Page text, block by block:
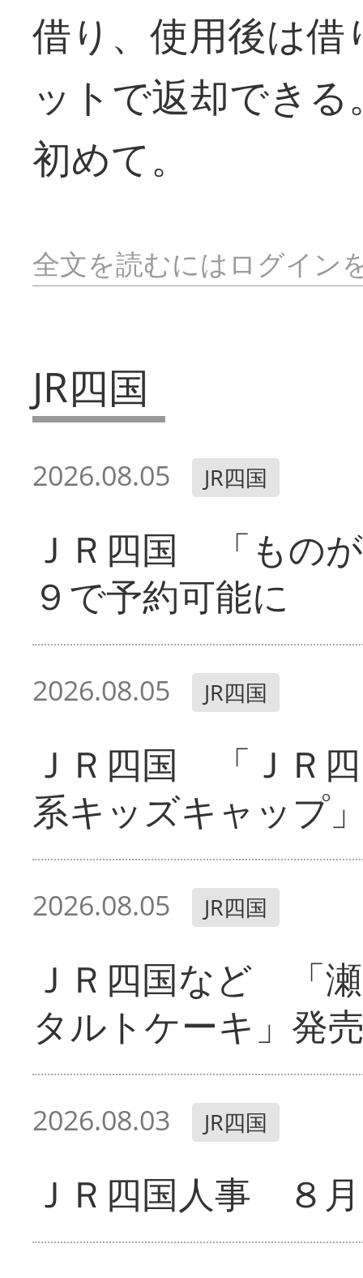
借り、使用後は
ットで返却でき
初めて。
全文を読むにはログイン
JR四国
2026.08.05 JR四国
ＪＲ四国 「もの
９で予約可能に
2026.08.05 JR四国
ＪＲ四国 「ＪＲ
系キッズキャップ
2026.08.05 JR四国
ＪＲ四国など 「
タルトケーキ」発
2026.08.03 JR四国
ＪＲ四国人事 ８